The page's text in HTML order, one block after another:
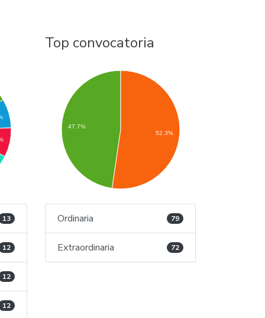
13
12
12
12
Top convocatoria
47.7%
52.3%
Ordinaria 79
Extraordinaria 72